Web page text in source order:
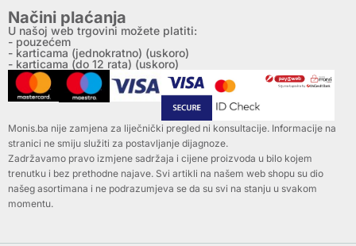
Načini plaćanja
U našoj web trgovini možete platiti:
- pouzećem
- karticama (jednokratno) (uskoro)
- karticama (do 12 rata) (uskoro)
Monis.ba nije zamjena za liječnički pregled ni konsultacije. Informacije na
stranici ne smiju služiti za postavljanje dijagnoze.
Zadržavamo pravo izmjene sadržaja i cijene proizvoda u bilo kojem
trenutku i bez prethodne najave. Svi artikli na našem web shopu su dio
našeg asortimana i ne podrazumjeva se da su svi na stanju u svakom
momentu.